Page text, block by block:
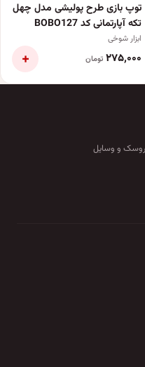
توپ بازی طرح پولیشی مدل چهل
تکه آپارتمانی کد BOBO127
ابزار شوخی
۲۷۵٬۰۰۰ تومان +
و وسایل